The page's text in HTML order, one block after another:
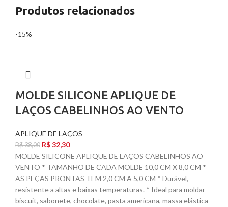
Produtos relacionados
-15%
MOLDE SILICONE APLIQUE DE
LAÇOS CABELINHOS AO VENTO
APLIQUE DE LAÇOS
R$38,00 R$32,30
MOLDE SILICONE APLIQUE DE LAÇOS CABELINHOS AO
VENTO * TAMANHO DE CADA MOLDE 10,0 CM X 8,0 CM *
AS PEÇAS PRONTAS TEM 2,0 CM A 5,0 CM * Durável,
resistente a altas e baixas temperaturas. * Ideal para moldar
biscuit, sabonete, chocolate, pasta americana, massa elástica